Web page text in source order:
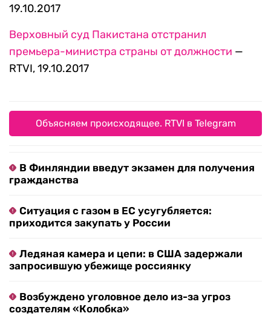
19.10.2017
Верховный суд Пакистана отстранил
премьера-министра страны от должности —
RTVI, 19.10.2017
Объясняем происходящее. RTVI в Telegram
В Финляндии введут экзамен для получения
гражданства
Ситуация с газом в ЕС усугубляется:
приходится закупать у России
Ледяная камера и цепи: в США задержали
запросившую убежище россиянку
Возбуждено уголовное дело из-за угроз
создателям «Колобка»